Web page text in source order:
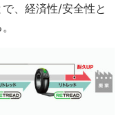
、経済性/安全性と